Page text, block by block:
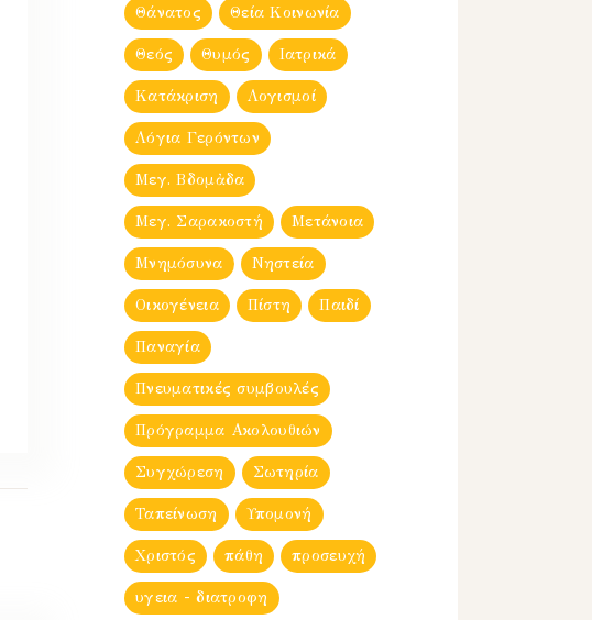
Θάνατος Θεία Κοινωνία
Θεός Θυμός Ιατρικά
Κατάκριση Λογισμοί
Λόγια Γερόντων
Μεγ. Βδομἀδα
Μεγ. Σαρακοστή Μετάνοια
Μνημόσυνα Νηστεία
Οικογένεια Πίστη Παιδί
Παναγία
Πνευματικές συμβουλές
Πρόγραμμα Ακολουθιών
Συγχώρεση Σωτηρία
Ταπείνωση Υπομονή
Χριστός πάθη προσευχή
υγεια - διατροφη